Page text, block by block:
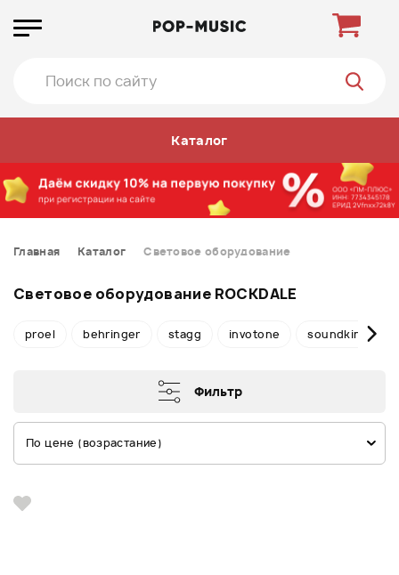
Каталог
Главная Каталог Световое оборудование
Световое оборудование ROCKDALE
proel behringer stagg invotone soundking
Фильтр
По цене (возрастание)